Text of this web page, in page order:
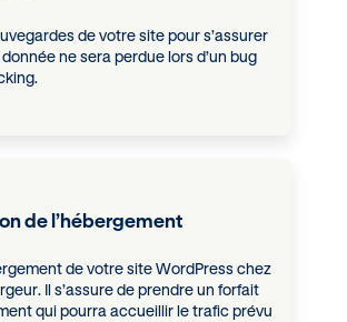
de votre site pour s’assurer
ne sera perdue lors d’un bug
de l’hébergement
de votre site WordPress chez
Il s’assure de prendre un forfait
qui pourra accueillir le trafic prévu